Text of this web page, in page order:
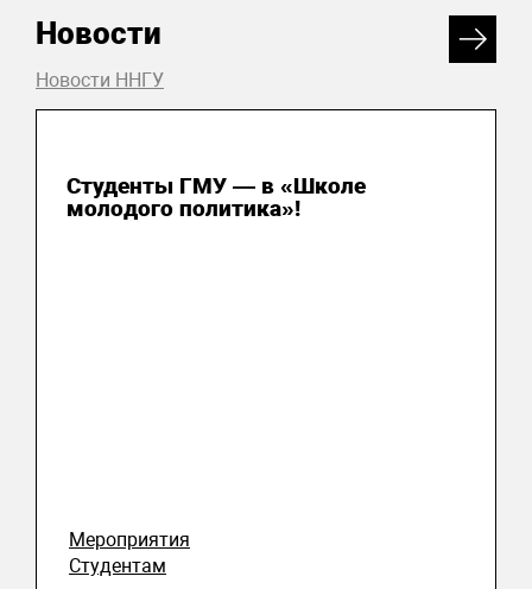
Новости
Новости ННГУ
Студенты ГМУ — в «Школе
молодого политика»!
Мероприятия
Студентам